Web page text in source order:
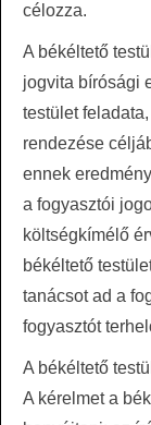
célozza.
A békéltető
jogvita bírósági
testület
rendezése
ennek
a fogyasztói
költségkímélő
békéltető
tanácsot ad a
fogyasztót
A békéltető
A kérelmet a